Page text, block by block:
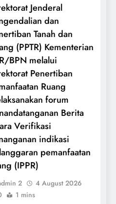
Jenderal
dan
Tanah dan
(PPTR) Kementerian
BPN melalui
Penertiban
Ruang
forum
Berita
Verifikasi
indikasi
pemanfaatan
(IPPR)
2
4 August 2026
1 mins